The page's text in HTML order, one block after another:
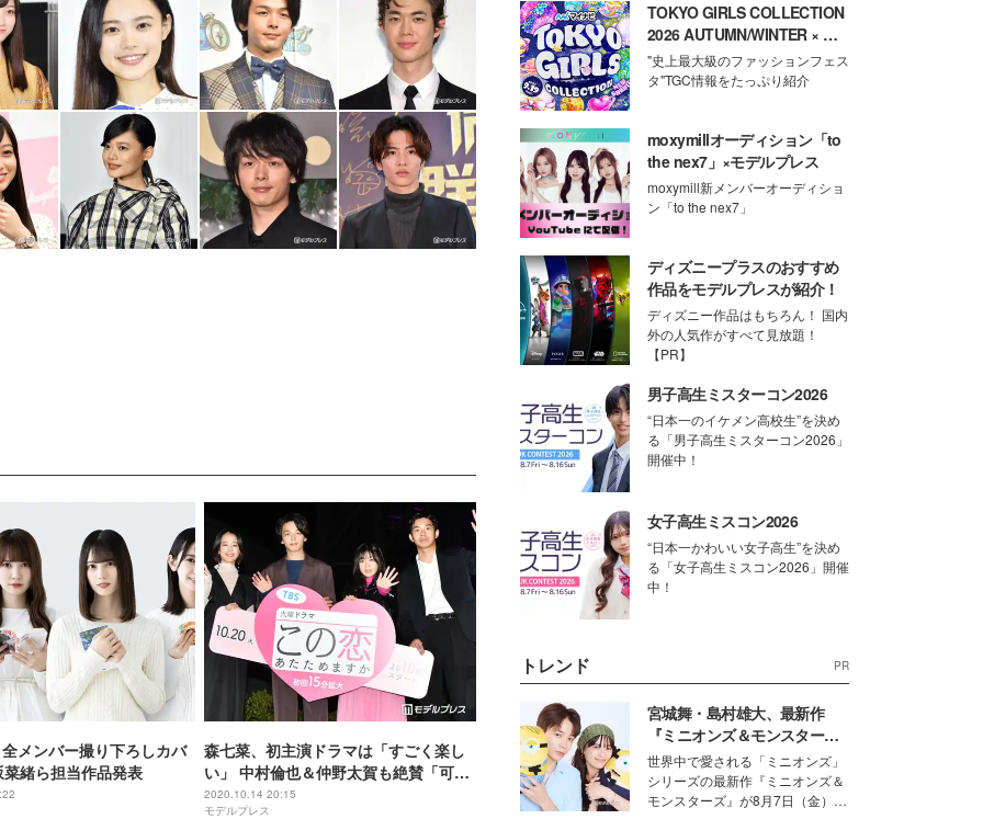
メンバー撮り下ろしカバ
緒ら担当作品発表
森七菜、初主演ドラマは「すごく楽し
い」 中村倫也＆仲野太賀も絶賛「可愛
い」＜この恋あたためますか＞
2020.10.14 20:15
モデルプレス
TOKYO GIRLS COLLECTION
2026 AUTUMN/WINTER × モ
デルプレス
"史上最大級のファッションフェス
タ"TGC情報をたっぷり紹介
moxymillオーディション「to
the nex7」×モデルプレス
moxymill新メンバーオーディショ
ン「to the nex7」
ディズニープラスのおすすめ
作品をモデルプレスが紹介！
ディズニー作品はもちろん！ 国内
外の人気作がすべて見放題！
【PR】
男子高生ミスターコン2026
“日本一のイケメン高校生”を決め
る「男子高生ミスターコン2026」
開催中！
女子高生ミスコン2026
“日本一かわいい女子高生”を決め
る「女子高生ミスコン2026」開催
中！
トレンド PR
宮城舞・島村雄大、最新作
『ミニオンズ＆モンスター
ズ』の魅力熱弁 ハチャメチャ
だけじゃない“友情と絆”に感
動
世界中で愛される「ミニオンズ」
シリーズの最新作『ミニオンズ＆
モンスターズ』が8月7日（金）に